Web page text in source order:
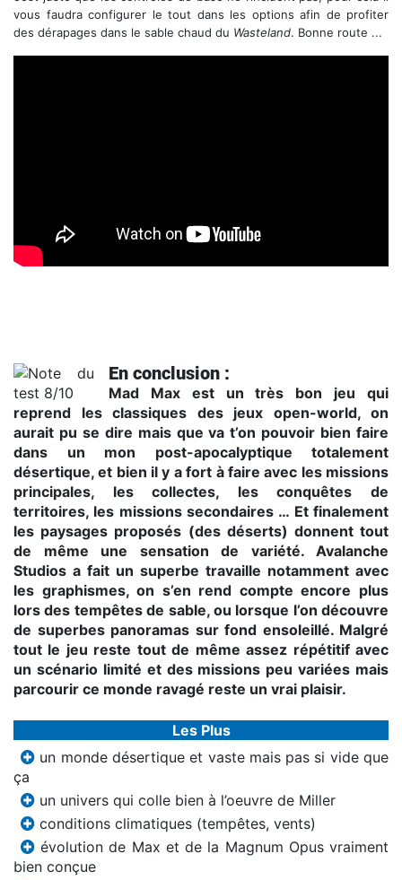
vous faudra configurer le tout dans les options afin de profiter
des dérapages dans le sable chaud du Wasteland. Bonne route ...
En conclusion :
Mad Max est un très bon jeu qui
reprend les classiques des jeux open-world, on
aurait pu se dire mais que va t’on pouvoir bien faire
dans un mon post-apocalyptique totalement
désertique, et bien il y a fort à faire avec les missions
principales, les collectes, les conquêtes de
territoires, les missions secondaires … Et finalement
les paysages proposés (des déserts) donnent tout
de même une sensation de variété. Avalanche
Studios a fait un superbe travaille notamment avec
les graphismes, on s’en rend compte encore plus
lors des tempêtes de sable, ou lorsque l’on découvre
de superbes panoramas sur fond ensoleillé. Malgré
tout le jeu reste tout de même assez répétitif avec
un scénario limité et des missions peu variées mais
parcourir ce monde ravagé reste un vrai plaisir.
Les Plus
un monde désertique et vaste mais pas si vide que
ça
un univers qui colle bien à l’oeuvre de Miller
conditions climatiques (tempêtes, vents)
évolution de Max et de la Magnum Opus vraiment
bien conçue